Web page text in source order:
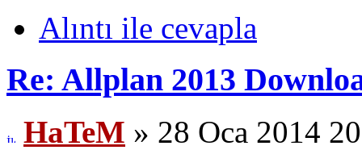
Alıntı ile cevapla
Re: Allplan 2013
HaTeM » 28 Oca 2014